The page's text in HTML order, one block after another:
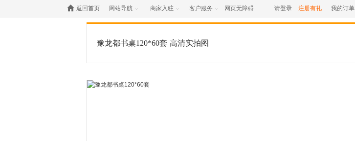
 返回首页 网站导航  商家入驻  客户服务  网页无障碍 请登录 注册有礼 我的订单
豫龙都书桌120*60套 高清实拍图